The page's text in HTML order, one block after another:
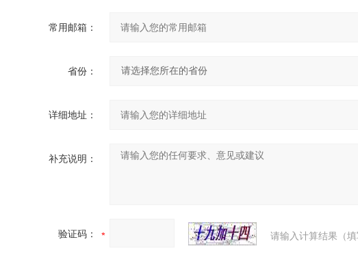
常用邮箱：
省份：
详细地址：
补充说明：
验证码： 请输入计算结果（